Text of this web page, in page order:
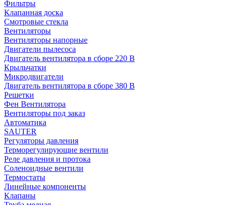
Фильтры
Клапанная доска
Смотровые стекла
Вентиляторы
Вентиляторы напорные
Двигатели пылесоса
Двигатель вентилятора в сборе 220 В
Крыльчатки
Микродвигатели
Двигатель вентилятора в сборе 380 В
Решетки
Фен Вентилятора
Вентиляторы под заказ
Автоматика
SAUTER
Регуляторы давления
Терморегулирующие вентили
Реле давления и протока
Соленоидные вентили
Термостаты
Линейные компоненты
Клапаны